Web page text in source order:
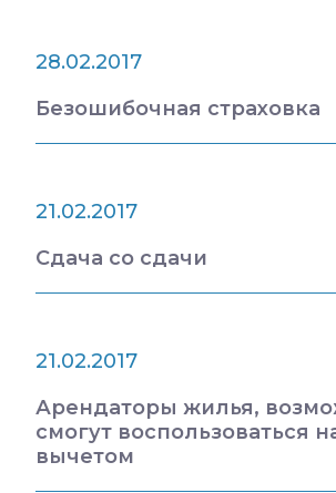
28.02.2017
Безошибочная страховка
21.02.2017
Сдача со сдачи
21.02.2017
Арендаторы жилья,
смогут воспользоваться
вычетом